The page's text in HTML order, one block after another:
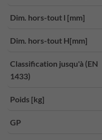
Dim. hors-tout l [mm]
Dim. hors-tout H[mm]
Classification jusqu'à (EN
1433)
Poids [kg]
GP